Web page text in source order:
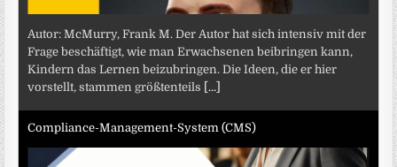
Autor: McMurry, Frank M. Der Autor hat sich intensiv mit der
Frage beschäftigt, wie man Erwachsenen beibringen kann,
Kindern das Lernen beizubringen. Die Ideen, die er hier
vorstellt, stammen größtenteils
[...]
Compliance-Management-System (CMS)